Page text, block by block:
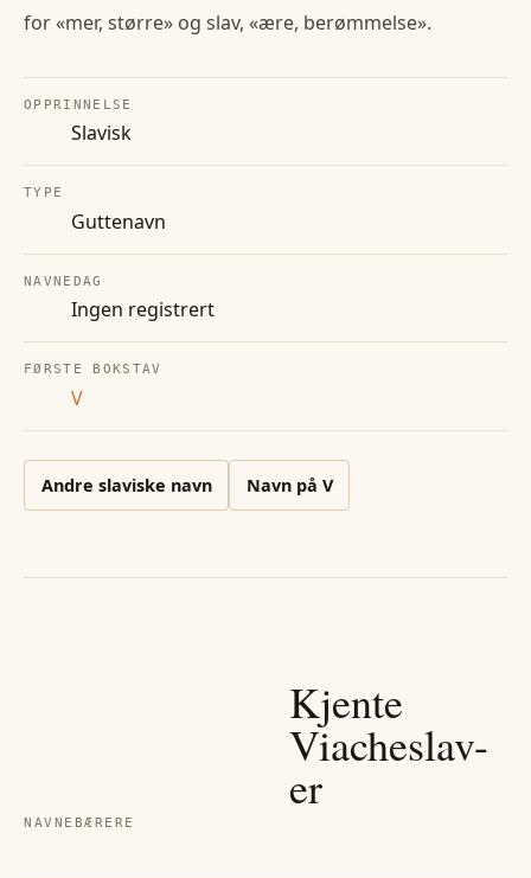
for «mer, større» og slav, «ære, berømmelse».
OPPRINNELSE
Slavisk
TYPE
Guttenavn
NAVNEDAG
Ingen registrert
FØRSTE BOKSTAV
V
Andre slaviske navn Navn på V
NAVNEBÆRERE
Kjente
Viacheslav-
er